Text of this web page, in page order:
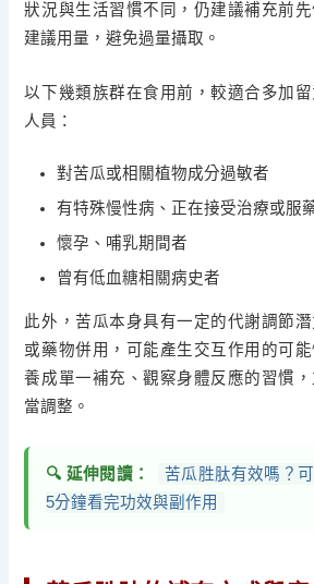
狀況與生活習慣不同，仍建議補充前
建議用量，避免過量攝取。
以下幾類族群在食用前，較適合多加
人員：
對苦瓜或相關植物成分過敏者
有特殊慢性病、正在接受治療或服
懷孕、哺乳期間者
曾有低血糖相關病史者
此外，苦瓜本身具有一定的代謝調節
或藥物併用，可能產生交互作用的可
養成單一補充、觀察身體反應的習慣
當調整。
🔍 延伸閱讀：
苦瓜胜肽有效嗎？
5分鐘看完功效與副作用